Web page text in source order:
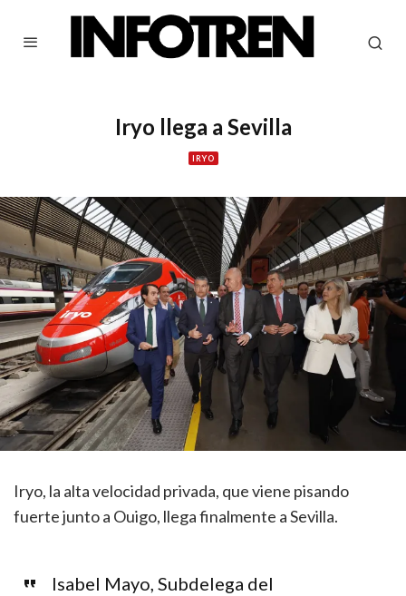
Iryo llega a Sevilla
IRYO
Iryo, la alta velocidad privada, que viene pisando
fuerte junto a Ouigo, llega finalmente a Sevilla.
Isabel Mayo, Subdelega del